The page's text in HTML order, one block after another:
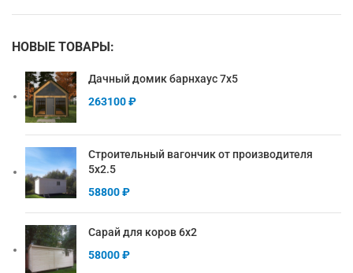
НОВЫЕ ТОВАРЫ:
Дачный домик барнхаус 7х5
263100₽
Строительный вагончик от производителя
5х2.5
58800₽
Сарай для коров 6х2
58000₽